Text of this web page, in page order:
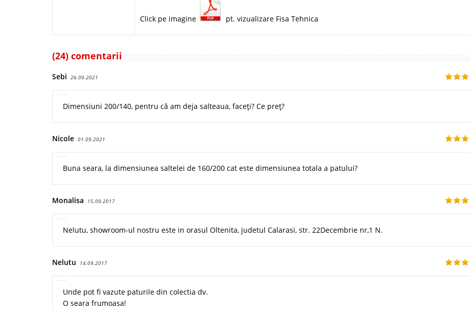
Click pe imagine pt. vizualizare Fisa Tehnica
(24) comentarii
Sebi 26.09.2021
Dimensiuni 200/140, pentru că am deja salteaua, faceți? Ce preț?
Nicole 01.09.2021
Buna seara, la dimensiunea saltelei de 160/200 cat este dimensiunea totala a patului?
Monalisa 15.09.2017
Nelutu, showroom-ul nostru este in orasul Oltenita, judetul Calarasi, str. 22Decembrie nr,1 N.
Nelutu 14.09.2017
Unde pot fi vazute paturile din colectia dv.
O seara frumoasa!